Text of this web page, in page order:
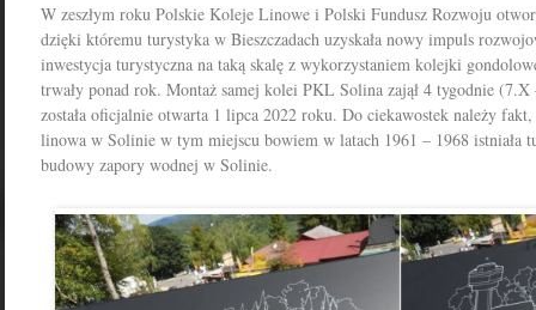
W zeszłym roku Polskie Koleje Linowe i Polski Fundusz Rozwoju
dzięki któremu turystyka w Bieszczadach uzyskała nowy impuls
inwestycja turystyczna na taką skalę z wykorzystaniem kolejki
trwały ponad rok. Montaż samej kolei PKL Solina zajął 4 tygodnie
została oficjalnie otwarta 1 lipca 2022 roku. Do ciekawostek należy
linowa w Solinie w tym miejscu bowiem w latach 1961 – 1968 istniała
budowy zapory wodnej w Solinie.